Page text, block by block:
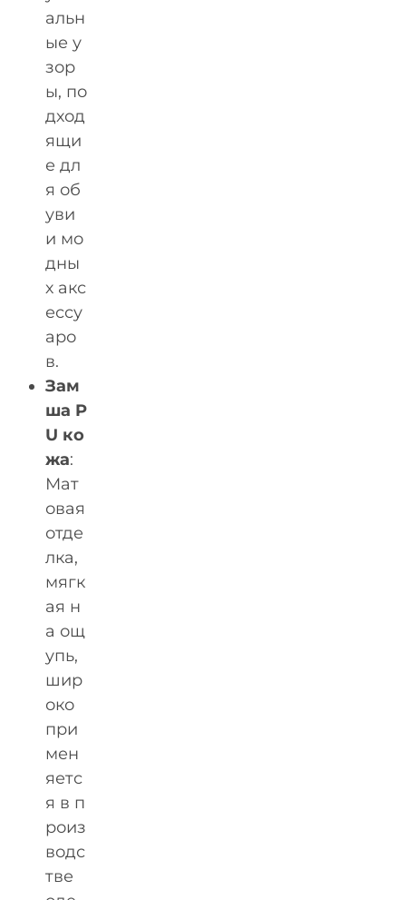
альн
ые у
зор
ы, по
дход
ящи
е дл
я об
уви
и мо
дны
х акс
ессу
аро
в.
Зам
ша P
U ко
жа:
Мат
овая
отде
лка,
мягк
ая н
а ощ
упь,
шир
око
при
мен
яетс
я в п
роиз
водс
тве